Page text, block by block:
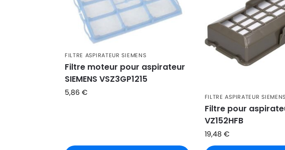
SIEMENS VSZ5GPX101
SIEMENS VSZ5GPX201
SIEMENS
SIEMENS VSZ5XTRM301
SIEMENS
SIEMENS VSZ5XTRM501
SIEMENS VSZ5XTRM504
SIEMENS
SIEMENS VSZ5XTRMCH01
FILTRE ASPIRATEUR SIEMENS
Filtre moteur pour aspirateur
SIEMENS VSZ3GP1215
5,86 € FILTRE ASPIRATEUR SIEMENS
Filtre pour
VZ152HFB
19,48 €